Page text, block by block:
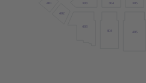
305
304
303
405
404
403
402
401